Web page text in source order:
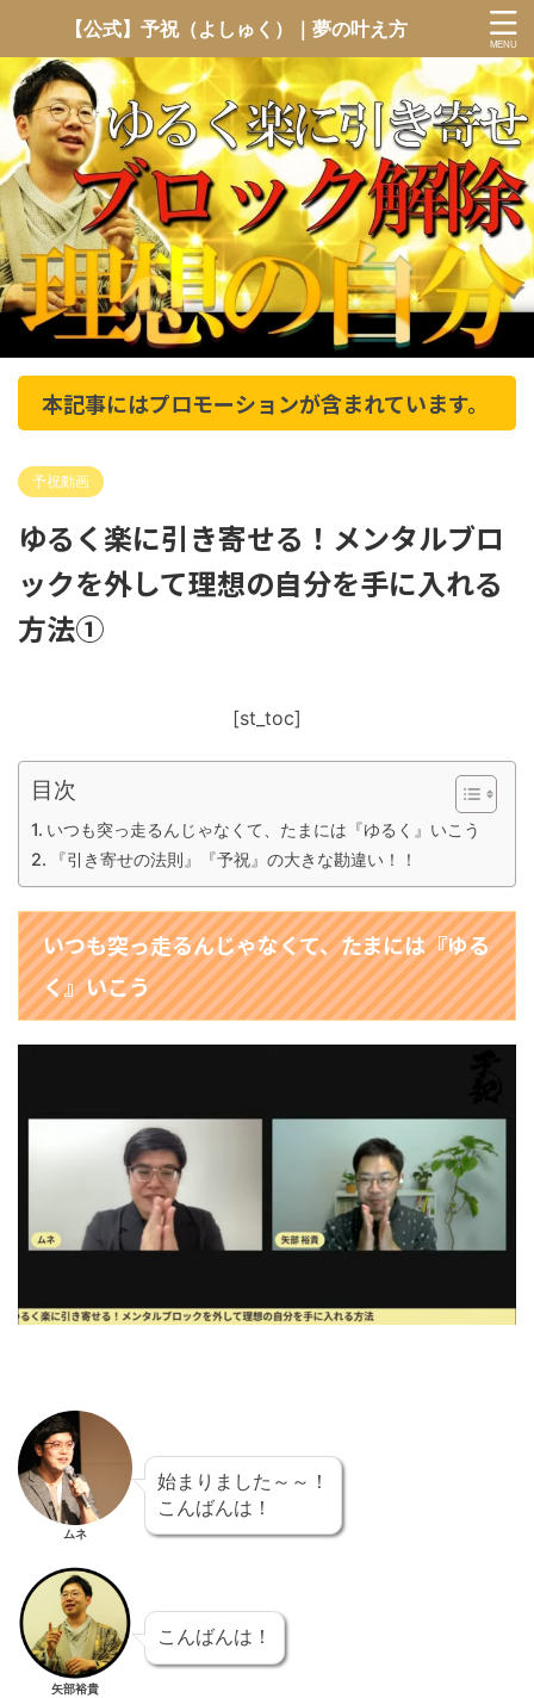
【公式】予祝（よしゅく）｜夢の叶え方
本記事にはプロモーションが含まれています。
予祝動画
ゆるく楽に引き寄せる！メンタルブロ
ックを外して理想の自分を手に入れる
方法①
[st_toc]
目次
いつも突っ走るんじゃなくて、たまには『ゆるく』いこう
『引き寄せの法則』『予祝』の大きな勘違い！！
いつも突っ走るんじゃなくて、たまには『ゆる
く』いこう
ムネ
始まりました～～！
こんばんは！
矢部裕貴
こんばんは！